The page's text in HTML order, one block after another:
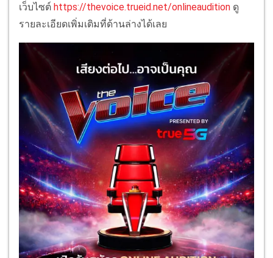
เว็บไซต์ https://thevoice.trueid.net/onlineaudition ดู
รายละเอียดเพิ่มเติมที่ด้านล่างได้เลย